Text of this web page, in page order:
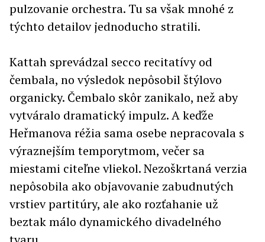
pulzovanie orchestra. Tu sa však mnohé z
týchto detailov jednoducho stratili.
Kattah sprevádzal secco recitatívy od
čembala, no výsledok nepôsobil štýlovo
organicky. Čembalo skôr zanikalo, než aby
vytváralo dramatický impulz. A keďže
Heřmanova réžia sama osebe nepracovala s
výraznejším temporytmom, večer sa
miestami citeľne vliekol. Nezoškrtaná verzia
nepôsobila ako objavovanie zabudnutých
vrstiev partitúry, ale ako rozťahanie už
beztak málo dynamického divadelného